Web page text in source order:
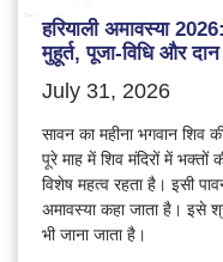
हरियाली अमावस्या
मुहूर्त, पूजा-विधि और
July 31, 2026
सावन का महीना भगवान शिव
पूरे माह में शिव मंदिरों में
विशेष महत्व रहता है। इसी
अमावस्या कहा जाता है। इसे
भी जाना जाता है।